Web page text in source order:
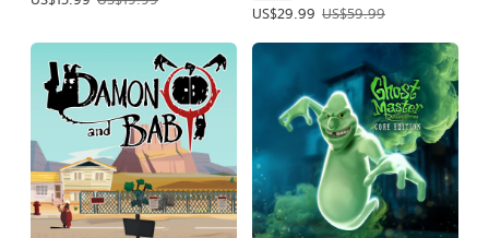
US$29.99
Precio de la oferta: US$29.99.
US$59.99